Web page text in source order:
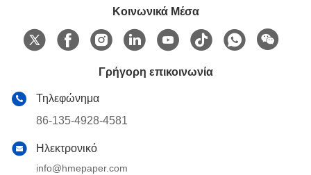
Κοινωνικά Μέσα
Γρήγορη επικοινωνία
Τηλεφώνημα
86-135-4928-4581
Ηλεκτρονικό
info@hmepaper.com